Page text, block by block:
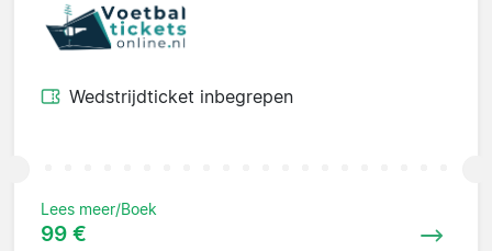
Wedstrijdticket inbegrepen
Lees meer/Boek
99 €